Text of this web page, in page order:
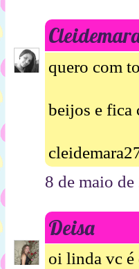
quero com
beijos e fica
8 de maio
Deisa
oi linda vc é